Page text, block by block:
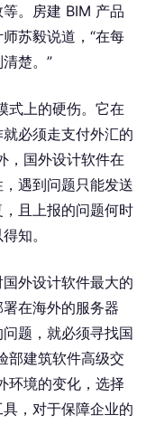
。房建 BIM 产品
苏毅说道，“在每
楚。”
式上的硬伤。它在
必须走支付外汇的
，国外设计软件在
遇到问题只能发送
且上报的问题何时
知。
外设计软件最大的
在海外的服务器
题，就必须寻找国
部建筑软件高级交
环境的变化，选择
，对于保障企业的